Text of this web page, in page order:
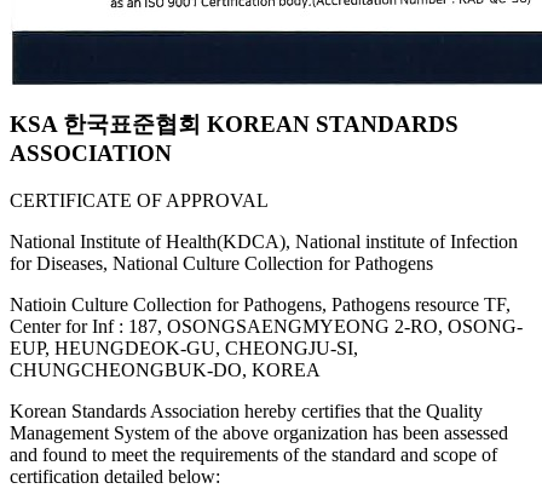
KSA 한국표준협회 KOREAN STANDARDS
ASSOCIATION
CERTIFICATE OF APPROVAL
National Institute of Health(KDCA), National institute of Infection
for Diseases, National Culture Collection for Pathogens
Natioin Culture Collection for Pathogens, Pathogens resource TF,
Center for Inf : 187, OSONGSAENGMYEONG 2-RO, OSONG-
EUP, HEUNGDEOK-GU, CHEONGJU-SI,
CHUNGCHEONGBUK-DO, KOREA
Korean Standards Association hereby certifies that the Quality
Management System of the above organization has been assessed
and found to meet the requirements of the standard and scope of
certification detailed below: